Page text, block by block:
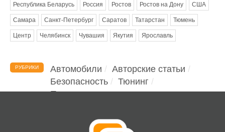
Республика Беларусь Россия Ростов Ростов на Дону США
Самара Санкт-Петербург Саратов Татарстан Тюмень
Центр Челябинск Чувашия Якутия Ярославль
РУБРИКИ Автомобили
Авторские статьи
Безопасность
Тюнинг
Помощь водителю